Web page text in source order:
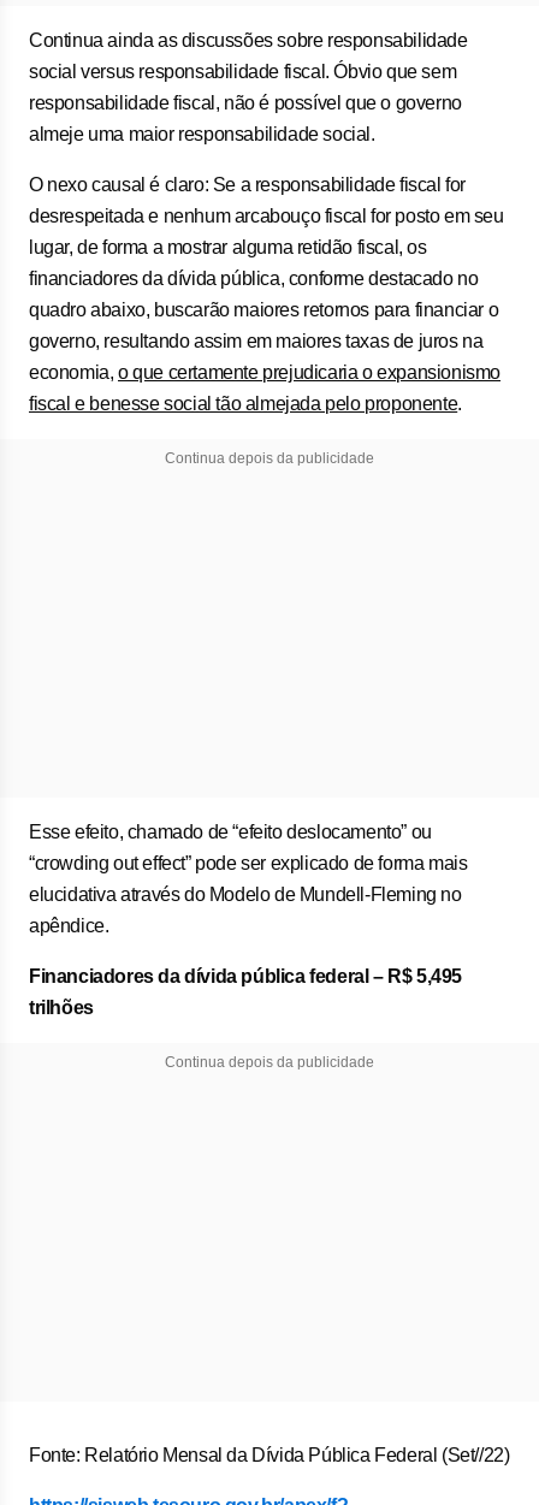
Continua ainda as discussões sobre responsabilidade
social versus responsabilidade fiscal. Óbvio que sem
responsabilidade fiscal, não é possível que o governo
almeje uma maior responsabilidade social.
O nexo causal é claro: Se a responsabilidade fiscal for
desrespeitada e nenhum arcabouço fiscal for posto em seu
lugar, de forma a mostrar alguma retidão fiscal, os
financiadores da dívida pública, conforme destacado no
quadro abaixo, buscarão maiores retornos para financiar o
governo, resultando assim em maiores taxas de juros na
economia, o que certamente prejudicaria o expansionismo
fiscal e benesse social tão almejada pelo proponente.
Continua depois da publicidade
Esse efeito, chamado de “efeito deslocamento” ou
“crowding out effect” pode ser explicado de forma mais
elucidativa através do Modelo de Mundell-Fleming no
apêndice.
Financiadores da dívida pública federal – R$ 5,495
trilhões
Continua depois da publicidade
Fonte: Relatório Mensal da Dívida Pública Federal (Set//22)